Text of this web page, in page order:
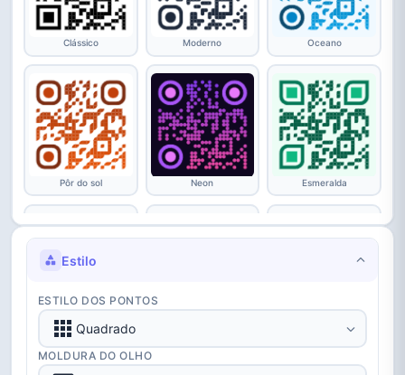
Clássico Moderno Oceano
Pôr do sol Neon Esmeralda
Luxo
Estilo
ESTILO DOS PONTOS
Quadrado
MOLDURA DO OLHO